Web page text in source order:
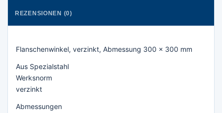
REZENSIONEN (0)
Flanschenwinkel, verzinkt, Abmessung 300 x 300 mm
Aus Spezialstahl
Werksnorm
verzinkt
Abmessungen